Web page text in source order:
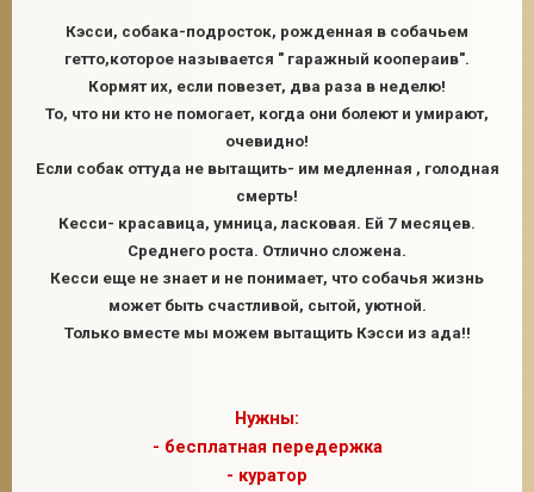
Кэсси, собака-подросток, рожденная в собачьем
гетто,которое называется " гаражный коопераив".
Кормят их, если повезет, два раза в неделю!
То, что ни кто не помогает, когда они болеют и умирают,
очевидно!
Если собак оттуда не вытащить- им медленная , голодная
смерть!
Кесси- красавица, умница, ласковая. Ей 7 месяцев.
Среднего роста. Отлично сложена.
Кесси еще не знает и не понимает, что собачья жизнь
может быть счастливой, сытой, уютной.
Только вместе мы можем вытащить Кэсси из ада!!
Нужны:
- бесплатная передержка
- куратор